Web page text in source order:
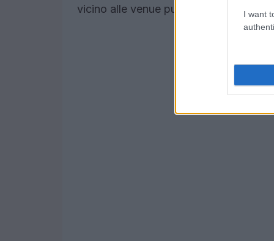
I want
vicino alle venue può rappresentare un